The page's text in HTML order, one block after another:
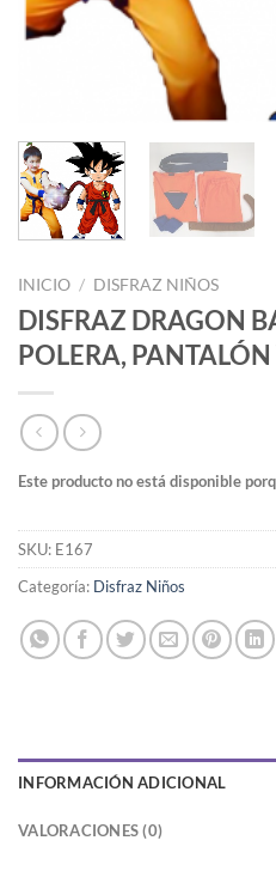
INICIO / DISFRAZ NIÑOS
DISFRAZ DRAGON
POLERA,
Este producto no está disponible
SKU: E167
Categoría: Disfraz Niños
INFORMACIÓN ADICIONAL
VALORACIONES (0)